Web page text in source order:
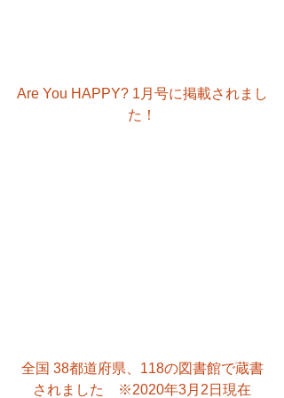
Are You HAPPY? 1月号に掲載されまし
た！
全国 38都道府県、118の図書館で蔵書
されました　※2020年3月2日現在